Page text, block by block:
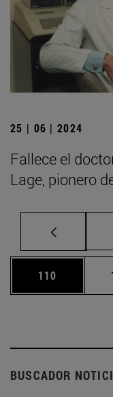
25 | 06 | 2024
Fallece el
Lage, pionero
Página
110
BUSCADOR